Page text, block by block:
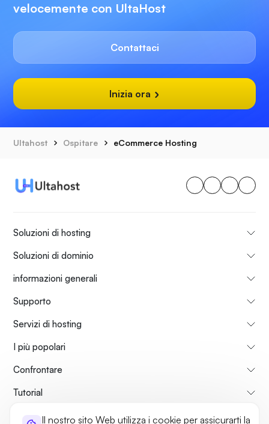
Il nostro sito Web utilizza i cookie per assicurarti la
velocemente con UltaHost
Contattaci
Inizia ora
Ultahost Ospitare eCommerce Hosting
Soluzioni di hosting
Soluzioni di dominio
informazioni generali
Supporto
Servizi di hosting
I più popolari
Confrontare
Tutorial